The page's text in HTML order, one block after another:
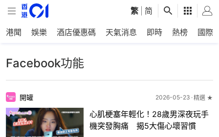
繁 简
港聞 娛樂 酒店優惠碼 天氣消息 即時 熱榜 國際
Facebook功能
開罐 2026-05-23 精選 ★
心肌梗塞年輕化！28歲男深夜玩手
機突發胸痛 揭5大傷心壞習慣